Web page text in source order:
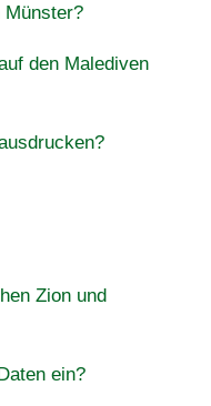
Münster?
den Malediven
Zion und
ein?